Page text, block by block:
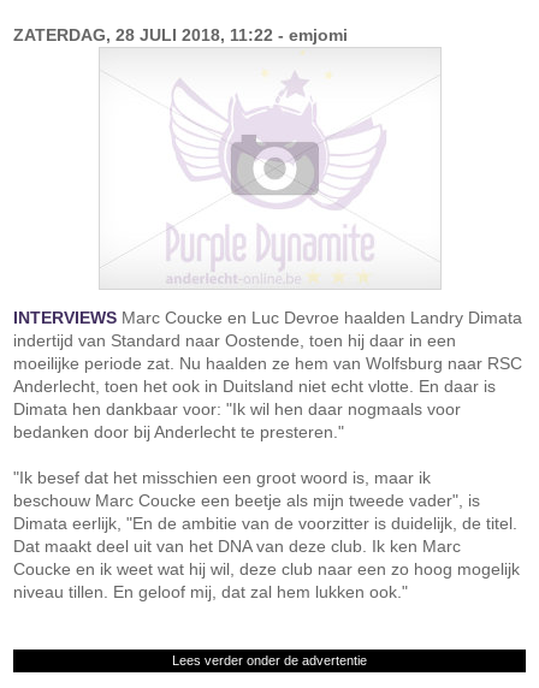
ZATERDAG, 28 JULI 2018, 11:22 - emjomi
INTERVIEWS Marc Coucke en Luc Devroe haalden Landry Dimata
indertijd van Standard naar Oostende, toen hij daar in een
moeilijke periode zat. Nu haalden ze hem van Wolfsburg naar RSC
Anderlecht, toen het ook in Duitsland niet echt vlotte. En daar is
Dimata hen dankbaar voor: "Ik wil hen daar nogmaals voor
bedanken door bij Anderlecht te presteren."
"Ik besef dat het misschien een groot woord is, maar ik
beschouw Marc Coucke een beetje als mijn tweede vader", is
Dimata eerlijk, "En de ambitie van de voorzitter is duidelijk, de titel.
Dat maakt deel uit van het DNA van deze club. Ik ken Marc
Coucke en ik weet wat hij wil, deze club naar een zo hoog mogelijk
niveau tillen. En geloof mij, dat zal hem lukken ook."
Lees verder onder de advertentie